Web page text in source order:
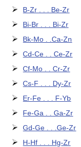
B-Zr . . . Be-Zr
Bi-Br . . . Bi-Zr
Bk-Mo . .Ca-Zn
Cd-Ce . . Ce-Zr
Cf-Mo . . Cr-Zr
Cs-F . . . Dy-Zr
Er-Fe . . . F-Yb
Fe-Ga . . Ga-Zr
Gd-Ge . . .Ge-Zr
H-Hf . . . Hg-Zr